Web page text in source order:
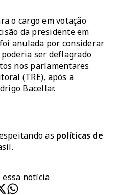
o cargo em votação
da presidente em
anulada por considerar
ser deflagrado
nos parlamentares
(TRE), após a
Bacellar.
as políticas de
notícia